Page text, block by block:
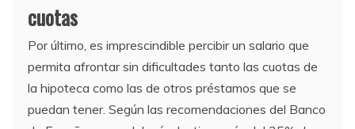
cuotas
Por último, es imprescindible percibir un salario que
permita afrontar sin dificultades tanto las cuotas de
la hipoteca como las de otros préstamos que se
puedan tener. Según las recomendaciones del Banco